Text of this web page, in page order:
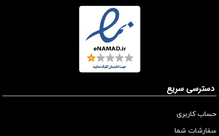
دسترسی سریع
حساب کاربری
سفارشات شما